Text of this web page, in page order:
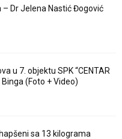
Dr Jelena Nastić Đogović
u 7. objektu SPK “CENTAR
(Foto + Video)
sa 13 kilograma